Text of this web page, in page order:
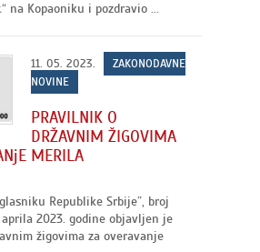
na Kopaoniku i pozdravio ...
11. 05. 2023.
ZAKONODAVNE
NOVINE
PRAVILNIK O
DRŽAVNIM ŽIGOVIMA
MERILA
Republike Srbije”, broj
aprila 2023. godine objavljen je
žigovima za overavanje